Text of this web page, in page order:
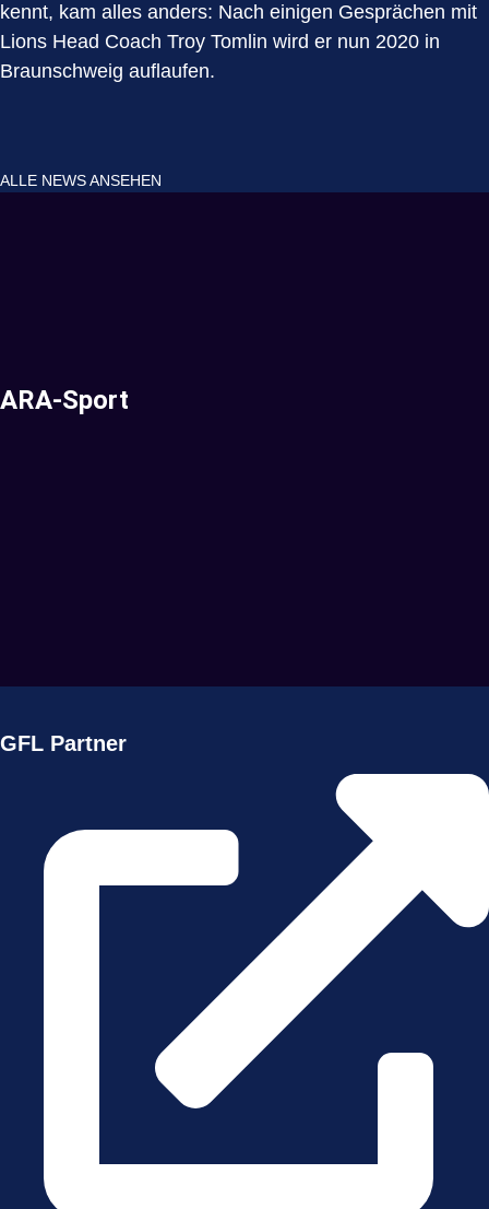
kennt, kam alles anders: Nach einigen Gesprächen mit
Lions Head Coach Troy Tomlin wird er nun 2020 in
Braunschweig auflaufen.
ALLE NEWS ANSEHEN
ARA-Sport
GFL Partner